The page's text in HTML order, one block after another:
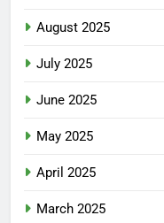
August 2025
July 2025
June 2025
May 2025
April 2025
March 2025